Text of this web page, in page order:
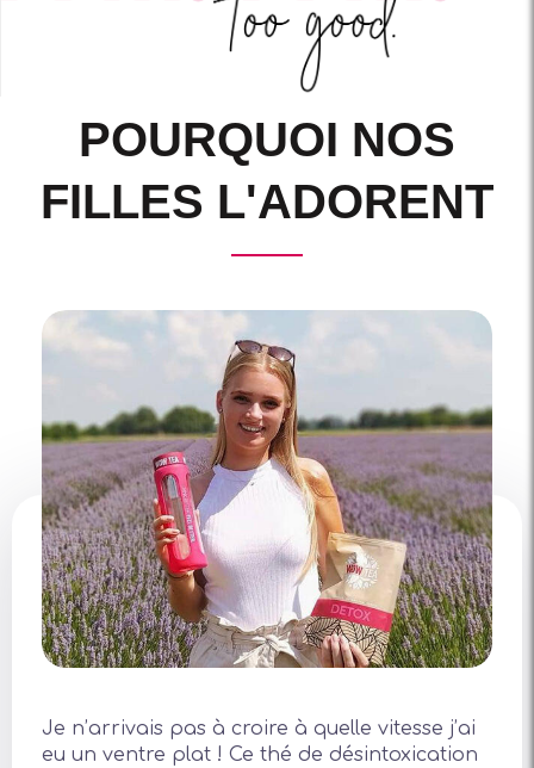
POURQUOI NOS
FILLES L'ADORENT
Je n’arrivais pas à croire à quelle vitesse j’ai
eu un ventre plat ! Ce thé de désintoxication